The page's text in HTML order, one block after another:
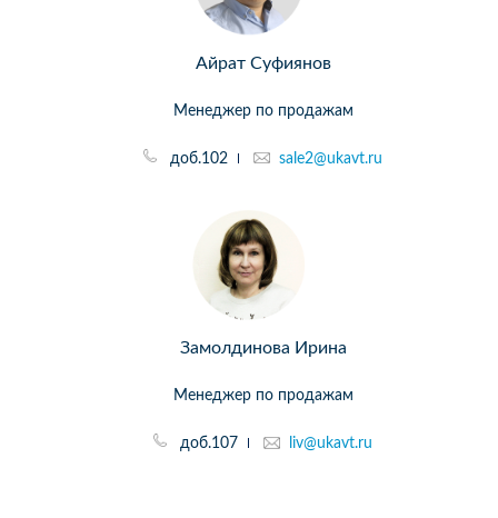
Айрат Суфиянов
Менеджер по продажам
доб.102 sale2@ukavt.ru
Замолдинова Ирина
Менеджер по продажам
доб.107 liv@ukavt.ru